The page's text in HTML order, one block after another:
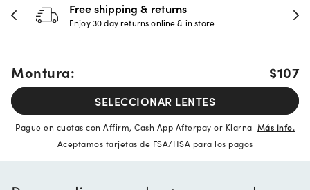
30-day happiness guarantee
Full refund or replacement within 30 days
Montura: $107
SELECCIONAR LENTES
Pague en cuotas con Affirm, Cash App Afterpay or Klarna Más info.
Aceptamos tarjetas de FSA/HSA para los pagos